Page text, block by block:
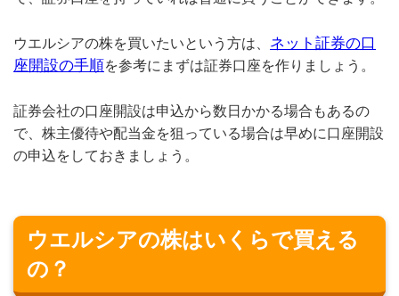
ウエルシアの株を買いたいという方は、 ネット証券の口
座開設の手順を参考にまずは証券口座を作りましょう。
証券会社の口座開設は申込から数日かかる場合もあるの
で、株主優待や配当金を狙っている場合は早めに口座開設
の申込をしておきましょう。
ウエルシアの株はいくらで買える
の？